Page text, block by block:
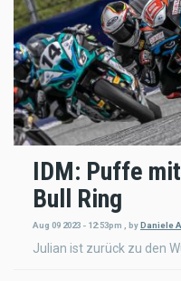
IDM: Puffe
Bull Ring
Aug 09 2023 - 12:53pm , byDaniele
Julian ist zurück zu den